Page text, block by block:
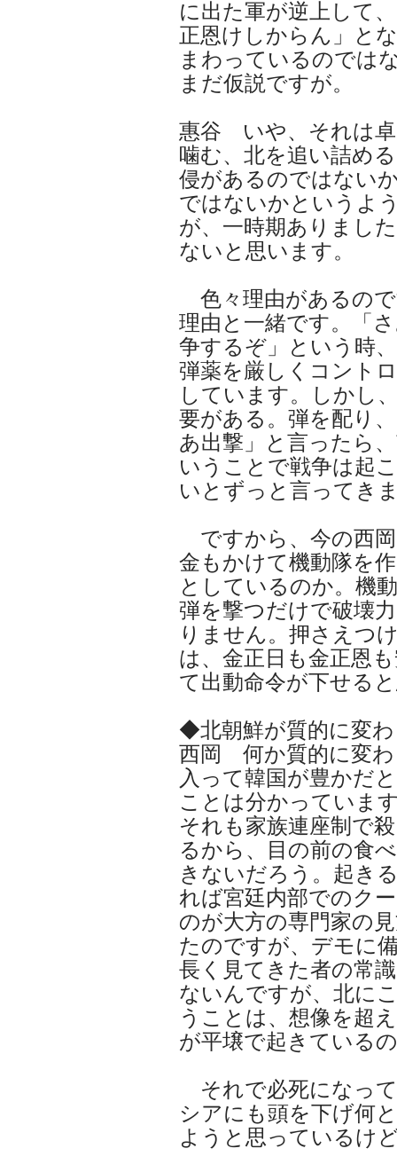
に出た軍が逆上して
正恩けしからん」と
まわっているのでは
まだ仮説ですが。
惠谷 いや、それは卓
噛む、北を追い詰め
侵があるのではない
ではないかというよ
が、一時期ありまし
ないと思います。
色々理由があるの
理由と一緒です。「
争するぞ」という時
弾薬を厳しくコント
しています。しかし
要がある。弾を配り
あ出撃」と言ったら
いうことで戦争は起
いとずっと言ってき
ですから、今の西
金もかけて機動隊を
としているのか。機
弾を撃つだけで破壊
りません。押さえつ
は、金正日も金正恩
て出動命令が下せる
◆北朝鮮が質的に変
西岡 何か質的に変わ
入って韓国が豊かだ
ことは分かっていま
それも家族連座制で
るから、目の前の食
きないだろう。起き
れば宮廷内部でのク
のが大方の専門家の
たのですが、デモに
長く見てきた者の常
ないんですが、北に
うことは、想像を超
が平壌で起きている
それで必死になっ
シアにも頭を下げ何
ようと思っているけ